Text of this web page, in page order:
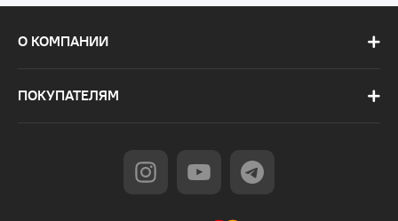
О КОМПАНИИ
ПОКУПАТЕЛЯМ